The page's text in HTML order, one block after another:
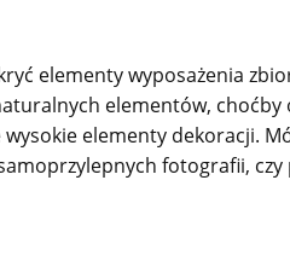
elementy wyposażenia
elementów, choćby
elementy dekoracji.
fotografii, czy